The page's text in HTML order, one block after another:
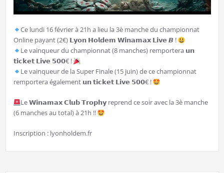
Ce lundi 16 février à 21h a lieu la 3è manche du championnat
Online payant (2€) 𝗟𝘆𝗼𝗻 𝗛𝗼𝗹𝗱𝗲𝗺 𝗪𝗶𝗻𝗮𝗺𝗮𝘅 𝗟𝗶𝘃𝗲 𝘽 !
Le vainqueur du championnat (8 manches) remportera 𝘂𝗻
𝘁𝗶𝗰𝗸𝗲𝘁 𝗟𝗶𝘃𝗲 𝟱𝟬𝟬€ !
Le vainqueur de la Super Finale (15 juin) de ce championnat
remportera également 𝘂𝗻 𝘁𝗶𝗰𝗸𝗲𝘁 𝗟𝗶𝘃𝗲 𝟱𝟬𝟬€ !
Le 𝗪𝗶𝗻𝗮𝗺𝗮𝘅 𝗖𝗹𝘂𝗯 𝗧𝗿𝗼𝗽𝗵𝘆 reprend ce soir avec la 3è manche
(6 manches au total) à 21h !!
Inscription : lyonholdem.fr